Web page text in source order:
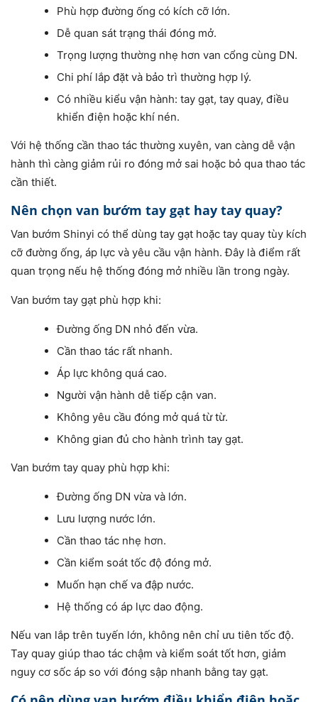
Phù hợp đường ống có kích cỡ lớn.
Dễ quan sát trạng thái đóng mở.
Trọng lượng thường nhẹ hơn van cổng cùng DN.
Chi phí lắp đặt và bảo trì thường hợp lý.
Có nhiều kiểu vận hành: tay gạt, tay quay, điều
khiển điện hoặc khí nén.
Với hệ thống cần thao tác thường xuyên, van càng dễ vận
hành thì càng giảm rủi ro đóng mở sai hoặc bỏ qua thao tác
cần thiết.
Nên chọn van bướm tay gạt hay tay quay?
Van bướm Shinyi có thể dùng tay gạt hoặc tay quay tùy kích
cỡ đường ống, áp lực và yêu cầu vận hành. Đây là điểm rất
quan trọng nếu hệ thống đóng mở nhiều lần trong ngày.
Van bướm tay gạt phù hợp khi:
Đường ống DN nhỏ đến vừa.
Cần thao tác rất nhanh.
Áp lực không quá cao.
Người vận hành dễ tiếp cận van.
Không yêu cầu đóng mở quá từ từ.
Không gian đủ cho hành trình tay gạt.
Van bướm tay quay phù hợp khi:
Đường ống DN vừa và lớn.
Lưu lượng nước lớn.
Cần thao tác nhẹ hơn.
Cần kiểm soát tốc độ đóng mở.
Muốn hạn chế va đập nước.
Hệ thống có áp lực dao động.
Nếu van lắp trên tuyến lớn, không nên chỉ ưu tiên tốc độ.
Tay quay giúp thao tác chậm và kiểm soát tốt hơn, giảm
nguy cơ sốc áp so với đóng sập nhanh bằng tay gạt.